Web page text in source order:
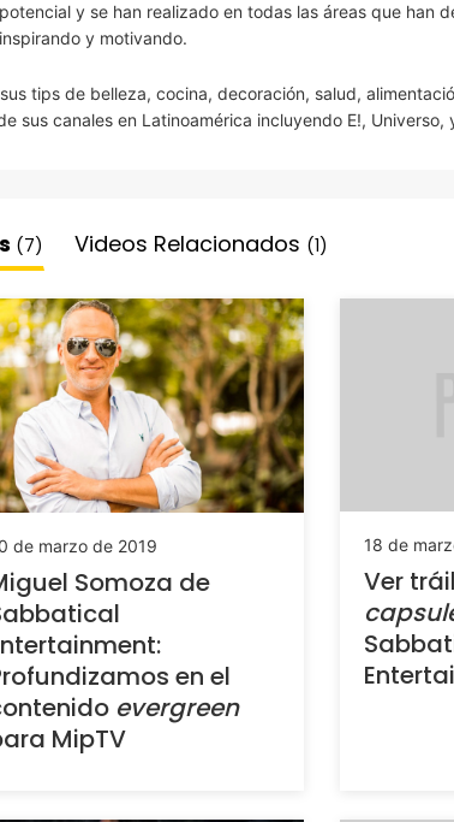
y se han realizado en todas las áreas que han
y motivando.
tips de belleza, cocina, decoración, salud,
sus canales en Latinoamérica incluyendo E!, Universo,
(7) Videos Relacionados (1)
de marzo de 2019
Somoza de
en el
evergreen
MipTV
18 de
Ver